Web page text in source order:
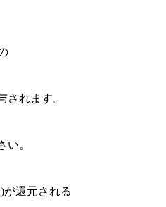
されます。
い。
が還元される